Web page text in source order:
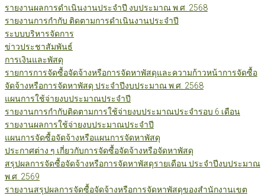
รายงานผลการดำเนินงานประจำปี งบประมาณ พ.ศ. 2568
รายงานการกำกับ ติดตามการดำเนินงานประจำปี
ระบบบริหารจัดการ
ข่าวประชาสัมพันธ์
การเงินและพัสดุ
รายการการจัดซื้อจัดจ้างหรือการจัดหาพัสดุและความก้าวหน้าการจัดซื้อ
จัดจ้างหรือการจัดหาพัสดุ ประจำปีงบประมาณ พ.ศ. 2568
แผนการใช้จ่ายงบประมาณประจำปี
รายงานการกำกับติดตามการใช้จ่ายงบประมาณประจำรอบ 6 เดือน
รายงานผลการใช้จ่ายงบประมาณประจำปี
แผนการจัดซื้อจัดจ้างหรือแผนการจัดหาพัสดุ
ประกาศต่าง ๆ เกี่ยวกับการจัดซื้อจัดจ้างหรือจัดหาพัสดุ
สรุปผลการจัดซื้อจัดจ้างหรือการจัดหาพัสดุรายเดือน ประจำปีงบประมาณ
พ.ศ. 2569
รายงานสรุปผลการจัดซื้อจัดจ้างหรือการจัดหาพัสดุของสำนักงานเขต